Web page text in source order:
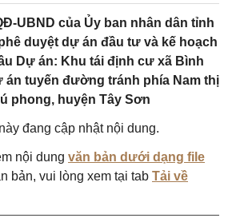
UBND của Ủy ban nhân dân tỉnh
duyệt dự án đầu tư và kế hoạch
Dự án: Khu tái định cư xã Bình
tuyến đường tránh phía Nam thị
phong, huyện Tây Sơn
đang cập nhật nội dung.
nội dung văn bản dưới dạng file
bản, vui lòng xem tại tab Tải về